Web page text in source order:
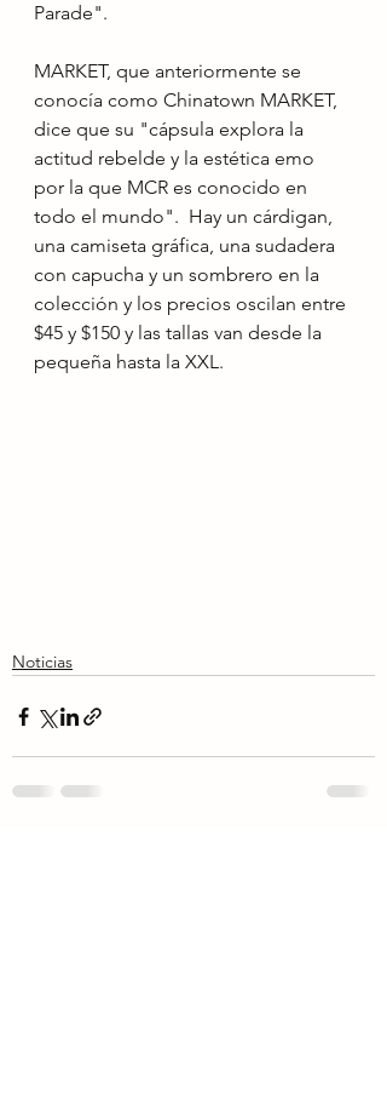
Parade".
MARKET, que anteriormente se
conocía como Chinatown MARKET,
dice que su "cápsula explora la
actitud rebelde y la estética emo
por la que MCR es conocido en
todo el mundo".  Hay un cárdigan,
una camiseta gráfica, una sudadera
con capucha y un sombrero en la
colección y los precios oscilan entre
$45 y $150 y las tallas van desde la
pequeña hasta la XXL.
Noticias